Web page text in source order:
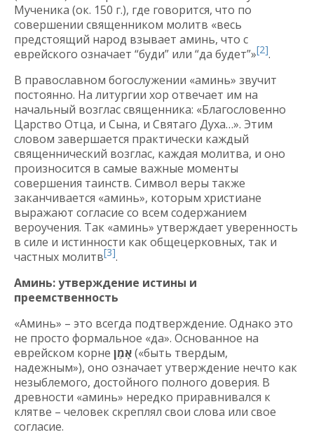
Мученика (ок. 150 г.), где говорится, что по
совершении священником молитв «весь
предстоящий народ взывает аминь, что с
еврейского означает “буди” или “да будет”»[2].
В православном богослужении «аминь» звучит
постоянно. На литургии хор отвечает им на
начальный возглас священника: «Благословенно
Царство Отца, и Сына, и Святаго Духа…». Этим
словом завершается практически каждый
священнический возглас, каждая молитва, и оно
произносится в самые важные моменты
совершения таинств. Символ веры также
заканчивается «аминь», которым христиане
выражают согласие со всем содержанием
вероучения. Так «аминь» утверждает уверенность
в силе и истинности как общецерковных, так и
частных молитв[3].
Аминь: утверждение истины и
преемственность
«Аминь» – это всегда подтверждение. Однако это
не просто формальное «да». Основанное на
еврейском корне אָמַן(«быть твердым,
надежным»), оно означает утверждение нечто как
незыблемого, достойного полного доверия. В
древности «аминь» нередко приравнивался к
клятве – человек скреплял свои слова или свое
согласие.